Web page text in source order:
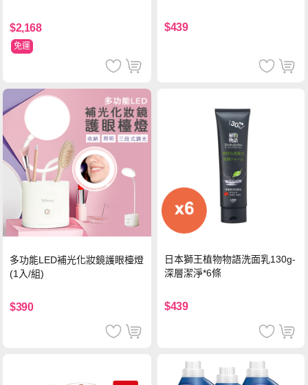
$2,168
免運
$439
多功能LED補光化妝鏡護眼檯燈
(1入/組)
$390
日本獅王植物物語洗面乳130g-
深層潔淨*6條
$439